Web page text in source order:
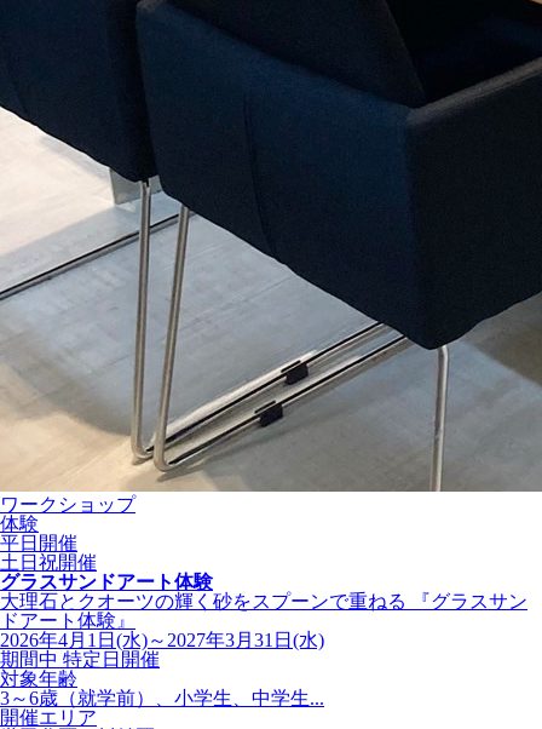
ワークショップ
体験
平日開催
土日祝開催
グラスサンドアート体験
大理石とクオーツの輝く砂をスプーンで重ねる 『グラスサン
ドアート体験』
2026年4月1日(水)～2027年3月31日(水)
期間中 特定日開催
対象年齢
3～6歳（就学前）、小学生、中学生...
開催エリア